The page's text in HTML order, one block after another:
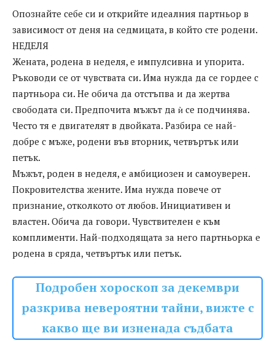
Опознайте себе си и открийте идеалния партньор в
зависимост от деня на седмицата, в който сте родени.
НЕДЕЛЯ
Жената, родена в неделя, е импулсивна и упорита.
Ръководи се от чувствата си. Има нужда да се гордее с
партньора си. Не обича да отстъпва и да жертва
свободата си. Предпочита мъжът да ѝ се подчинява.
Често тя е двигателят в двойката. Разбира се най-
добре с мъже, родени във вторник, четвъртък или
петък.
Мъжът, роден в неделя, е амбициозен и самоуверен.
Покровителства жените. Има нужда повече от
признание, отколкото от любов. Инициативен и
властен. Обича да говори. Чувствителен е към
комплименти. Най-подходящата за него партньорка е
родена в сряда, четвъртък или петък.
Подробен хороскоп за декември
разкрива невероятни тайни, вижте с
какво ще ви изненада съдбата